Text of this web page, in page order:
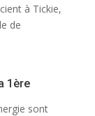
à Tickie,
de
1ère
sont